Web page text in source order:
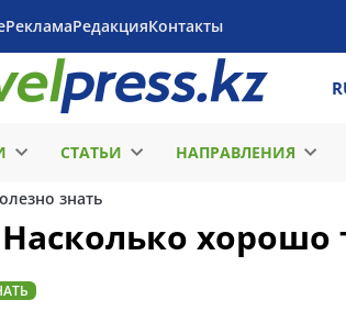
РекламаРедакцияКонтакты
СТАТЬИ НАПРАВЛЕНИЯ
знать
Насколько